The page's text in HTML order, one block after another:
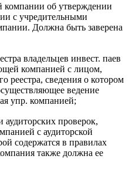
об утверждении
с учредительными
Должна быть заверена
владельцев инвест. паев
компанией с лицом,
реестра, сведения о котором
ведение
упр. компанией;
аудиторских проверок,
с аудиторской
содержатся в правилах
также должна ее